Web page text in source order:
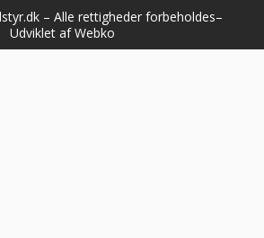
– Alle rettigheder forbeholdes–
Udviklet af Webko